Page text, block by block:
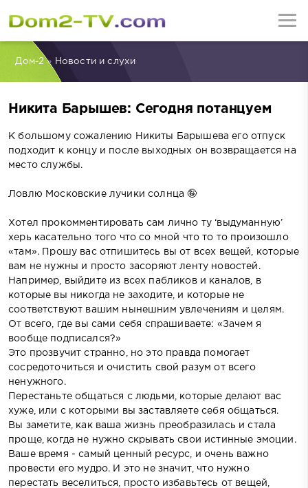
Дом-2» Новости и слухи
Никита Барышев: Сегодня потанцуем
К большому сожалению Никиты Барышева его отпуск
подходит к концу и после выходных он возвращается на
место службы.
Ловлю Московские лучики солнца 🤪
Хотел прокомментировать сам лично ту ‘выдуманную’
херь касательно того что со мной что то то произошло
«там». Прошу вас отпишитесь вы от всех вещей, которые
вам не нужны и просто засоряют ленту новостей.
Например, выйдите из всех пабликов и каналов, в
которые вы никогда не заходите, и которые не
соответствуют вашим нынешним увлечениям и целям.
От всего, где вы сами себя спрашиваете: «Зачем я
вообще подписался?»
Это прозвучит странно, но это правда помогает
сосредоточиться и очистить свой разум от всего
ненужного.
Перестаньте общаться с людьми, которые делают вас
хуже, или с которыми вы заставляете себя общаться.
Вы заметите, как ваша жизнь преобразилась и стала
проще, когда не нужно скрывать свои истинные эмоции.
Ваше время - самый ценный ресурс, и очень важно
провести его мудро. И это не значит, что нужно
перестать веселиться, просто избавьтесь от вещей,